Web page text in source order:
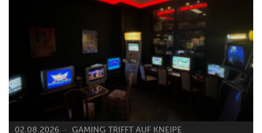
02.08.2026 GAMING TRIFFT AUF KNEIPE